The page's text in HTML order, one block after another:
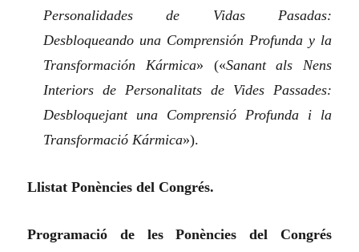
Personalidades de Vidas Pasadas:
Desbloqueando una Comprensión Profunda y la
Transformación Kármica» («Sanant als Nens
Interiors de Personalitats de Vides Passades:
Desbloquejant una Comprensió Profunda i la
Transformació Kármica»).
Llistat Ponències del Congrés.
Programació de les Ponències del Congrés